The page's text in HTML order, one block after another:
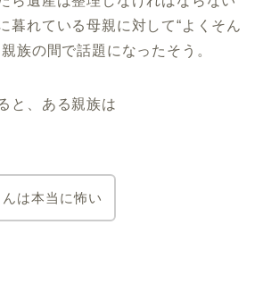
暮れている母親に対して“よくそん
族の間で話題になったそう。
と、ある親族は
は本当に怖い